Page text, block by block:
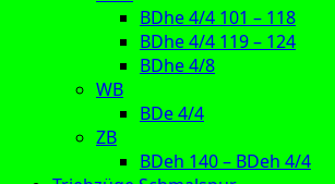
BDhe 4/4 101 – 118
BDhe 4/4 119 – 124
BDhe 4/8
WB
BDe 4/4
ZB
BDeh 140 – BDeh 4/4